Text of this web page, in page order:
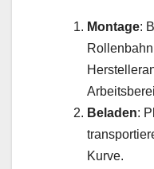
Montage:
Beladen:
Kurve.